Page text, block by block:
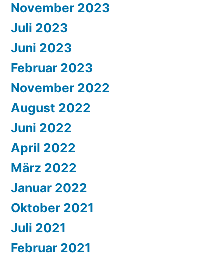
November 2023
Juli 2023
Juni 2023
Februar 2023
November 2022
August 2022
Juni 2022
April 2022
März 2022
Januar 2022
Oktober 2021
Juli 2021
Februar 2021